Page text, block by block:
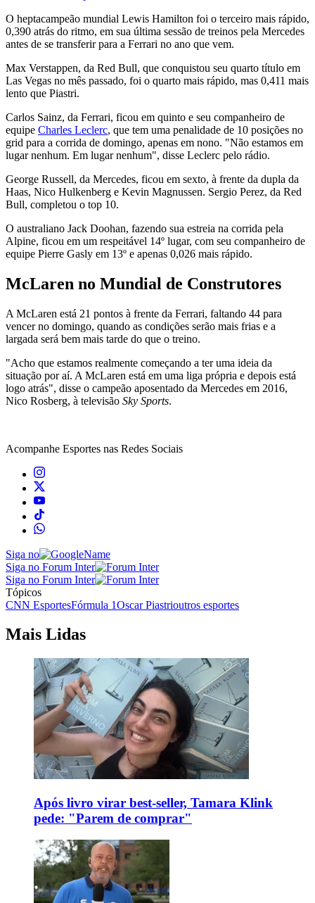
O heptacampeão mundial Lewis Hamilton foi o terceiro mais rápido,
0,390 atrás do ritmo, em sua última sessão de treinos pela Mercedes
antes de se transferir para a Ferrari no ano que vem.
Max Verstappen, da Red Bull, que conquistou seu quarto título em
Las Vegas no mês passado, foi o quarto mais rápido, mas 0,411 mais
lento que Piastri.
Carlos Sainz, da Ferrari, ficou em quinto e seu companheiro de
equipe Charles Leclerc, que tem uma penalidade de 10 posições no
grid para a corrida de domingo, apenas em nono. "Não estamos em
lugar nenhum. Em lugar nenhum", disse Leclerc pelo rádio.
George Russell, da Mercedes, ficou em sexto, à frente da dupla da
Haas, Nico Hulkenberg e Kevin Magnussen. Sergio Perez, da Red
Bull, completou o top 10.
O australiano Jack Doohan, fazendo sua estreia na corrida pela
Alpine, ficou em um respeitável 14º lugar, com seu companheiro de
equipe Pierre Gasly em 13º e apenas 0,026 mais rápido.
McLaren no Mundial de Construtores
A McLaren está 21 pontos à frente da Ferrari, faltando 44 para
vencer no domingo, quando as condições serão mais frias e a
largada será bem mais tarde do que o treino.
"Acho que estamos realmente começando a ter uma ideia da
situação por aí. A McLaren está em uma liga própria e depois está
logo atrás", disse o campeão aposentado da Mercedes em 2016,
Nico Rosberg, à televisão Sky Sports.
Acompanhe Esportes nas Redes Sociais
Siga no
Siga no Forum Inter
Siga no Forum Inter
Tópicos
CNN EsportesFórmula 1Oscar Piastrioutros esportes
Mais Lidas
Após livro virar best-seller, Tamara Klink
pede: "Parem de comprar"